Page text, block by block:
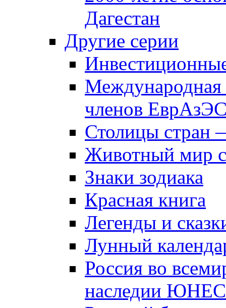
Дагестан
Другие серии
Международная
членов
Столицы стран
Животный мир
Знаки зодиака
Красная книга
Легенды и
Лунный
Россия во
наследии